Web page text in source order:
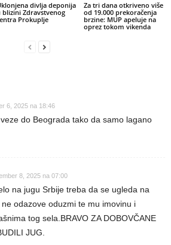
divlja deponija
blizini Zdravstvenog
Prokuplje
Za tri dana otkriveno više
od 19.000 prekoračenja
brzine: MUP apeluje na
oprez tokom vikenda
6, 2025 na 18:46
do Beograda tako da samo lagano
8, 2025 na 07:00
na jugu Srbije treba da se ugleda na
odazove oduzmi te mu imovinu i
tog sela.BRAVO ZA DOBOVČANE
JUG.